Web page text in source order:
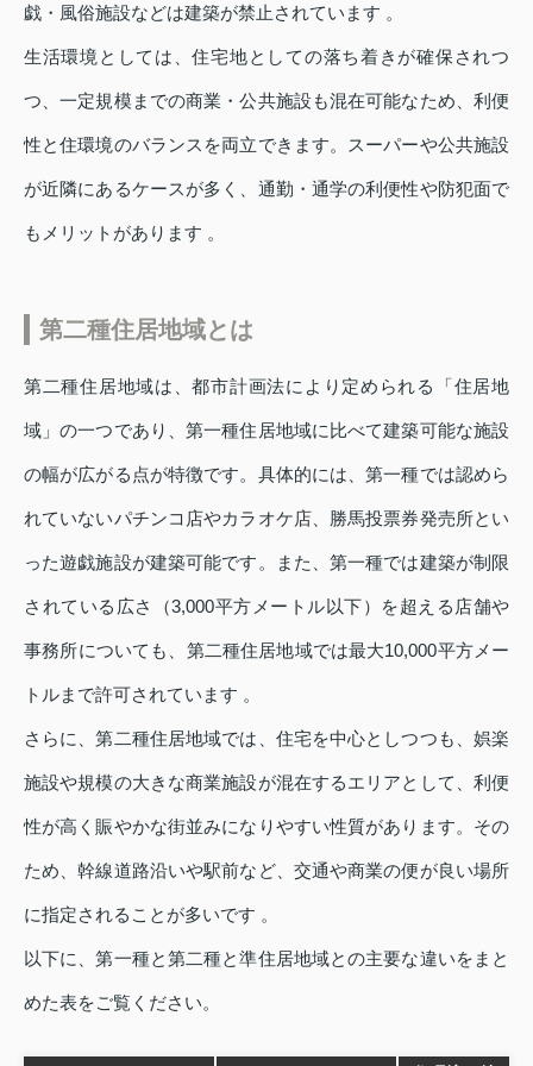
戯・風俗施設などは建築が禁止されています 。
生活環境としては、住宅地としての落ち着きが確保されつ
つ、一定規模までの商業・公共施設も混在可能なため、利便
性と住環境のバランスを両立できます。スーパーや公共施設
が近隣にあるケースが多く、通勤・通学の利便性や防犯面で
もメリットがあります 。
第二種住居地域とは
第二種住居地域は、都市計画法により定められる「住居地
域」の一つであり、第一種住居地域に比べて建築可能な施設
の幅が広がる点が特徴です。具体的には、第一種では認めら
れていないパチンコ店やカラオケ店、勝馬投票券発売所とい
った遊戯施設が建築可能です。また、第一種では建築が制限
されている広さ（3,000平方メートル以下）を超える店舗や
事務所についても、第二種住居地域では最大10,000平方メー
トルまで許可されています 。
さらに、第二種住居地域では、住宅を中心としつつも、娯楽
施設や規模の大きな商業施設が混在するエリアとして、利便
性が高く賑やかな街並みになりやすい性質があります。その
ため、幹線道路沿いや駅前など、交通や商業の便が良い場所
に指定されることが多いです 。
以下に、第一種と第二種と準住居地域との主要な違いをまと
めた表をご覧ください。